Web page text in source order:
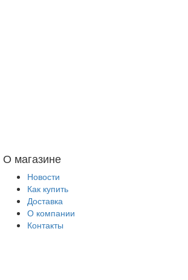
О магазине
Новости
Как купить
Доставка
О компании
Контакты